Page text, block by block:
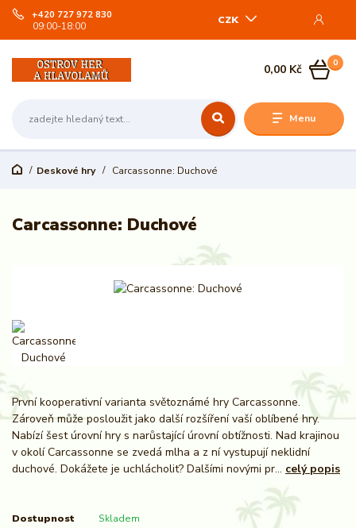
Menu
CZK
+420 727 972 830
09:00-18:00
0
0,00 Kč
Deskové hry Carcassonne: Duchové
Carcassonne: Duchové
První kooperativní varianta světoznámé hry Carcassonne.
Zároveň může posloužit jako další rozšíření vaší oblíbené hry.
Nabízí šest úrovní hry s narůstající úrovní obtížnosti. Nad krajinou
v okolí Carcassonne se zvedá mlha a z ní vystupují neklidní
duchové. Dokážete je uchlácholit? Dalšími novými pr... celý popis
Dostupnost Skladem